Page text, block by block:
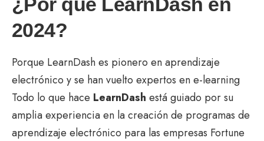
2024?
Porque LearnDash es pionero en aprendizaje
electrónico y se han vuelto expertos en e-learning
Todo lo que hace LearnDash está guiado por su
amplia experiencia en la creación de programas de
aprendizaje electrónico para las empresas Fortune